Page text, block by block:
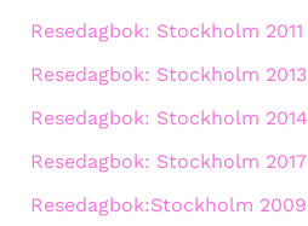
Resedagbok: Stockholm 2011
Resedagbok: Stockholm 2013
Resedagbok: Stockholm 2014
Resedagbok: Stockholm 2017
Resedagbok:Stockholm 2009